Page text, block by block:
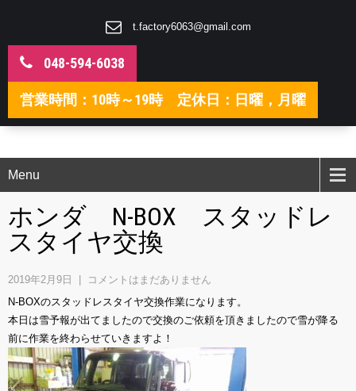
t.factory6063@gmail.com
048-594-6038
営業時間：10時～19時 定休日：日曜，月曜
Menu
ホンダ N-BOX スタッドレ
スタイヤ交換
2019年2月9日
コメントはまだありません
N-BOXのスタッドレスタイヤ交換作業になります。
本日は雪予報が出てましたので交換のご依頼を頂きましたので雪が降る
前に作業を終わらせていきますよ！